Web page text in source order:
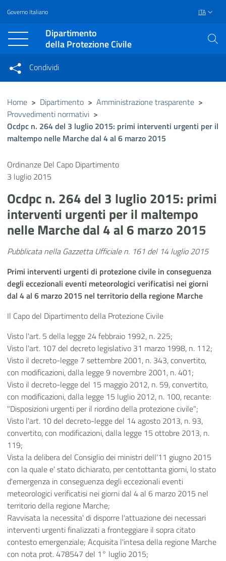
Vai al contenuto principale
Raggiungi il piè di pagina
Governo Italiano ITA
Dipartimento
della Protezione Civile
Condividi su Facebook
Condividi su Twitter
Condividi su LinkedIn
Condividi
Condividi sui social network
Home > Dipartimento > Amministrazione trasparente >
Provvedimenti normativi >
Ocdpc n. 264 del 3 luglio 2015: primi interventi urgenti per il
maltempo nelle Marche dal 4 al 6 marzo 2015
Ordinanze Del Capo Dipartimento
3 luglio 2015
Ocdpc n. 264 del 3 luglio 2015: primi
interventi urgenti per il maltempo
nelle Marche dal 4 al 6 marzo 2015
Pubblicata nella Gazzetta Ufficiale n. 161 del 14 luglio 2015
Primi interventi urgenti di protezione civile in conseguenza
degli eccezionali eventi meteorologici verificatisi nei giorni
dal 4 al 6 marzo 2015 nel territorio della regione Marche
Il Capo del Dipartimento della Protezione Civile
Visto l'art. 5 della legge 24 febbraio 1992, n. 225;
Visto l'art. 107 del decreto legislativo 31 marzo 1998, n. 112;
Visto il decreto-legge 7 settembre 2001, n. 343, convertito,
con modificazioni, dalla legge 9 novembre 2001, n. 401;
Visto il decreto-legge del 15 maggio 2012, n. 59, convertito,
con modificazioni, dalla legge 15 luglio 2012, n. 100, recante:
"Disposizioni urgenti per il riordino della protezione civile";
Visto l'art. 10 del decreto-legge del 14 agosto 2013, n. 93,
convertito, con modificazioni, dalla legge 15 ottobre 2013, n.
119;
Vista la delibera del Consiglio dei ministri dell'11 giugno 2015
con la quale e' stato dichiarato, per centottanta giorni, lo stato
d'emergenza in conseguenza degli eccezionali eventi
meteorologici verificatisi nei giorni dal 4 al 6 marzo 2015 nel
territorio della regione Marche;
Ravvisata la necessita' di disporre l'attuazione dei necessari
interventi urgenti finalizzati a fronteggiare il sopra citato
contesto emergenziale; Acquisita l'intesa della regione Marche
con nota prot. 478547 del 1° luglio 2015;